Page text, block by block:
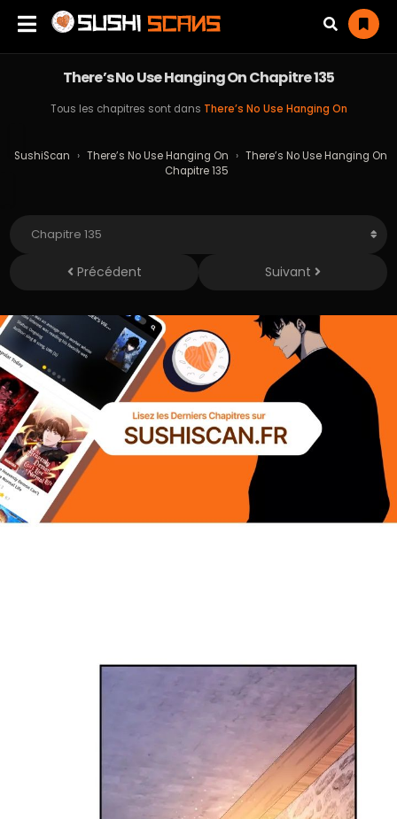
There’s No Use Hanging On Chapitre 135
Tous les chapitres sont dans There’s No Use Hanging On
SushiScan › There’s No Use Hanging On › There’s No Use Hanging On
Chapitre 135
Précédent Suivant